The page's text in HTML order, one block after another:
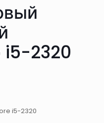
i5-2320
i5-2320